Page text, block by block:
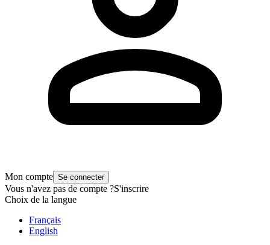
Mon compte Se connecter
Vous n'avez pas de compte ?S'inscrire
Choix de la langue
Français
English